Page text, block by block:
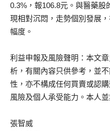
0.3%，報106.8元。與醫藥
現相對沉悶，走勢個別發展
幅度。
利益申報及風險聲明：本文
析，有關內容只供參考，並
性，亦不構成任何買賣或認
風險及個人承受能力。本人
張智威